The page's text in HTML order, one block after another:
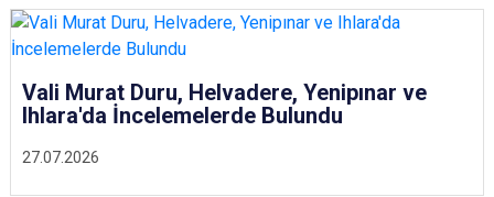
27.07.2026
Vali Murat Duru, Helvadere, Yenipınar ve
Ihlara'da İncelemelerde Bulundu